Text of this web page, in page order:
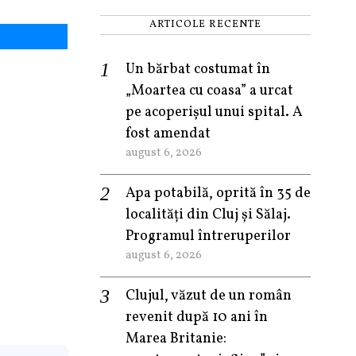
ARTICOLE RECENTE
Un bărbat costumat în
„Moartea cu coasa” a urcat
pe acoperișul unui spital. A
fost amendat
august 6, 2026
Apa potabilă, oprită în 35 de
localități din Cluj și Sălaj.
Programul întreruperilor
august 6, 2026
Clujul, văzut de un român
revenit după 10 ani în
Marea Britanie: